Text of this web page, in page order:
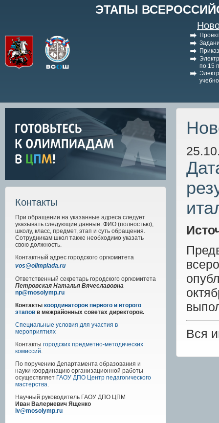
ЭТАПЫ
по 15
Контакты
При обращении на указанные адреса следует
указывать следующие данные: ФИО (полностью),
школу, класс, предмет, этап и суть обращения.
Сотрудникам школ также необходимо указать
свою должность.
Контактный адрес городского оргкомитета
vos@olimpiada.ru
Ответственный секретарь городского оргкомитета
Петровская Наталья Вячеславовна
np@mosolymp.ru
Контакты координаторов первого и второго
этапов в межрайонных советах директоров.
Специальные условия для участия в
мероприятиях
Контакты городских предметно-методических
комиссий.
По поручению Департамента образования и
науки координацию организационной работы
осуществляет ГАОУ ДПО Центр педагогического
мастерства.
Научный руководитель ГАОУ ДПО ЦПМ
Иван Валериевич Ященко
iv@mosolymp.ru
Вся